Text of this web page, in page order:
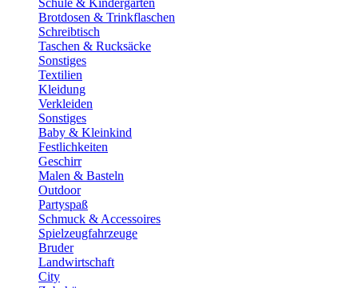
Schule & Kindergarten
Brotdosen & Trinkflaschen
Schreibtisch
Taschen & Rucksäcke
Sonstiges
Textilien
Kleidung
Verkleiden
Sonstiges
Baby & Kleinkind
Festlichkeiten
Geschirr
Malen & Basteln
Outdoor
Partyspaß
Schmuck & Accessoires
Spielzeugfahrzeuge
Bruder
Landwirtschaft
City